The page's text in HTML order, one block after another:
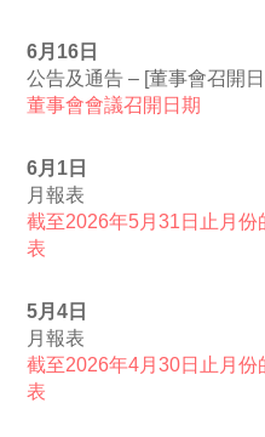
6月16日
公告及通告 – [董事會召開
董事會會議召開日期
6月1日
月報表
截至2026年5月31日止月
表
5月4日
月報表
截至2026年4月30日止月
表